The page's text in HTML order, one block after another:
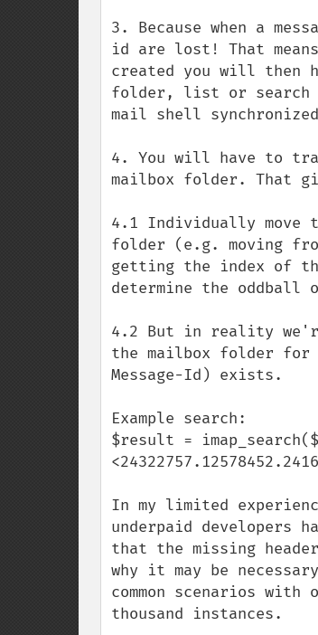
3. Because when a
id are lost! That
created you will then
folder, list or search
mail shell
4. You will have to
mailbox folder. That
4.1 Individually move
folder (e.g. moving
getting the index of
determine the oddball
4.2 But in reality
the mailbox folder for
Message-Id) exists.
Example search:
$result =
In my limited
underpaid developers
that the missing
why it may be
common scenarios
thousand instances.